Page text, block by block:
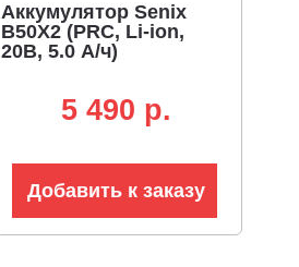
Аккумулятор Senix
B50X2 (PRC, Li-ion,
20В, 5.0 А/ч)
5 490 p.
Добавить к заказу